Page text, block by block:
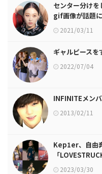
センター分け
gif画像が話題に
2021/03/11
ギャルピース
2022/07/04
INFINITEメン
2013/02/11
Kep1er、自由
「
2023/03/30